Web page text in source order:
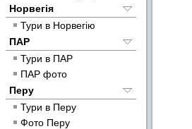
Норвегія
Тури в Норвегію
ПАР
Тури в ПАР
ПАР фото
Перу
Тури в Перу
Фото Перу